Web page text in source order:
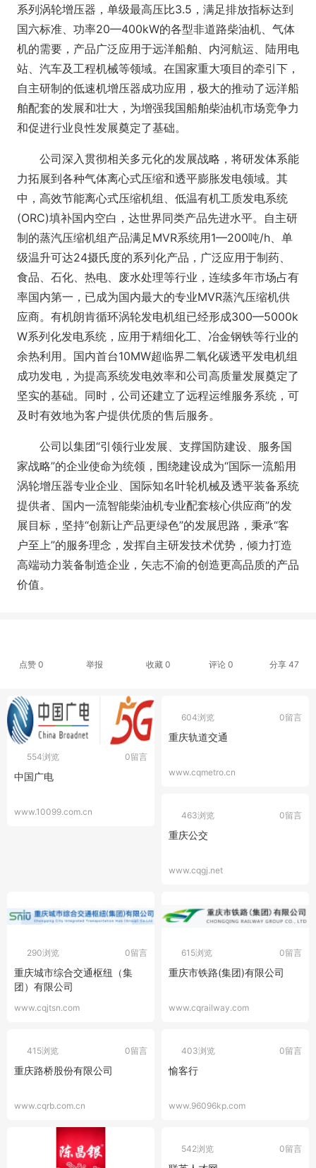
系列涡轮增压器，单级最高压比3.5，满足排放指标达到
国六标准、功率20—400kW的各型非道路柴油机、气体
机的需要，产品广泛应用于远洋船舶、内河航运、陆用电
站、汽车及工程机械等领域。在国家重大项目的牵引下，
自主研制的低速机增压器成功应用，极大的推动了远洋船
舶配套的发展和壮大，为增强我国船舶柴油机市场竞争力
和促进行业良性发展奠定了基础。
公司深入贯彻相关多元化的发展战略，将研发体系能
力拓展到各种气体离心式压缩和透平膨胀发电领域。其
中，高效节能离心式压缩机组、低温有机工质发电系统
(ORC)填补国内空白，达世界同类产品先进水平。自主研
制的蒸汽压缩机组产品满足MVR系统用1—200吨/h、单
级温升可达24摄氏度的系列化产品，广泛应用于制药、
食品、石化、热电、废水处理等行业，连续多年市场占有
率国内第一，已成为国内最大的专业MVR蒸汽压缩机供
应商。有机朗肯循环涡轮发电机组已经形成300—5000k
W系列化发电系统，应用于精细化工、冶金钢铁等行业的
余热利用。国内首台10MW超临界二氧化碳透平发电机组
成功发电，为提高系统发电效率和公司高质量发展奠定了
坚实的基础。同时，公司还建立了远程运维服务系统，可
及时有效地为客户提供优质的售后服务。
公司以集团“引领行业发展、支撑国防建设、服务国
家战略”的企业使命为统领，围绕建设成为“国际一流船用
涡轮增压器专业企业、国际知名叶轮机械及透平装备系统
提供者、国内一流智能柴油机专业配套核心供应商”的发
展目标，坚持“创新让产品更绿色”的发展思路，秉承“客
户至上”的服务理念，发挥自主研发技术优势，倾力打造
高端动力装备制造企业，矢志不渝的创造更高品质的产品
价值。
点赞0 举报 收藏 0 评论0 分享47
0留言
554浏览
中国广电
www.10099.com.cn
0留言
604浏览
重庆轨道交通
www.cqmetro.cn
0留言
463浏览
重庆公交
www.cqgj.net
0留言
290浏览
重庆城市综合交通枢纽（集
团）有限公司
www.cqjtsn.com
0留言
615浏览
重庆市铁路(集团)有限公司
www.cqrailway.com
0留言
415浏览
重庆路桥股份有限公司
www.cqrb.com.cn
0留言
403浏览
愉客行
www.96096kp.com
0留言
542浏览